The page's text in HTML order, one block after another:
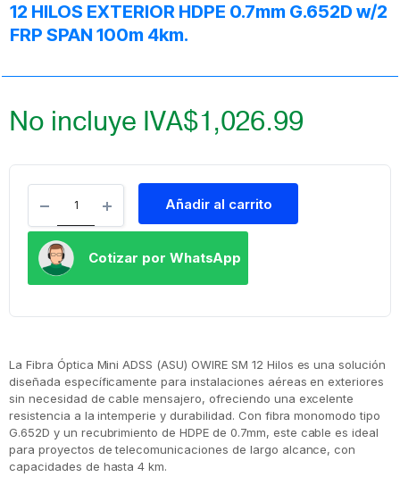
12 HILOS EXTERIOR HDPE 0.7mm G.652D w/2
FRP SPAN 100m 4km.
$1,026.99
No incluye IVA
Añadir al carrito
Cotizar por WhatsApp
La Fibra Óptica Mini ADSS (ASU) OWIRE SM 12 Hilos es una solución
diseñada específicamente para instalaciones aéreas en exteriores
sin necesidad de cable mensajero, ofreciendo una excelente
resistencia a la intemperie y durabilidad. Con fibra monomodo tipo
G.652D y un recubrimiento de HDPE de 0.7mm, este cable es ideal
para proyectos de telecomunicaciones de largo alcance, con
capacidades de hasta 4 km.